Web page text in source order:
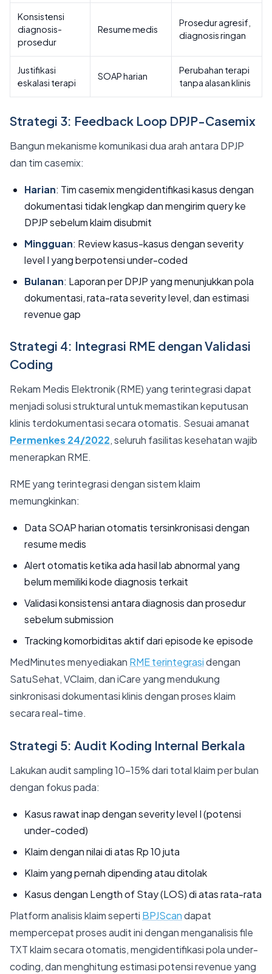
Konsistensi
diagnosis-
prosedur
Resume medis
Prosedur agresif,
diagnosis ringan
Justifikasi
eskalasi terapi
SOAP harian
Perubahan terapi
tanpa alasan klinis
Strategi 3: Feedback Loop DPJP-Casemix
Bangun mekanisme komunikasi dua arah antara DPJP
dan tim casemix:
Harian: Tim casemix mengidentifikasi kasus dengan
dokumentasi tidak lengkap dan mengirim query ke
DPJP sebelum klaim disubmit
Mingguan: Review kasus-kasus dengan severity
level I yang berpotensi under-coded
Bulanan: Laporan per DPJP yang menunjukkan pola
dokumentasi, rata-rata severity level, dan estimasi
revenue gap
Strategi 4: Integrasi RME dengan Validasi
Coding
Rekam Medis Elektronik (RME) yang terintegrasi dapat
menjadi solusi struktural untuk memastikan keputusan
klinis terdokumentasi secara otomatis. Sesuai amanat
Permenkes 24/2022, seluruh fasilitas kesehatan wajib
menerapkan RME.
RME yang terintegrasi dengan sistem klaim
memungkinkan:
Data SOAP harian otomatis tersinkronisasi dengan
resume medis
Alert otomatis ketika ada hasil lab abnormal yang
belum memiliki kode diagnosis terkait
Validasi konsistensi antara diagnosis dan prosedur
sebelum submission
Tracking komorbiditas aktif dari episode ke episode
MedMinutes menyediakan RME terintegrasidengan
SatuSehat, VClaim, dan iCare yang mendukung
sinkronisasi dokumentasi klinis dengan proses klaim
secara real-time.
Strategi 5: Audit Koding Internal Berkala
Lakukan audit sampling 10-15% dari total klaim per bulan
dengan fokus pada:
Kasus rawat inap dengan severity level I (potensi
under-coded)
Klaim dengan nilai di atas Rp 10 juta
Klaim yang pernah dipending atau ditolak
Kasus dengan Length of Stay (LOS) di atas rata-rata
Platform analisis klaim seperti BPJScandapat
mempercepat proses audit ini dengan menganalisis file
TXT klaim secara otomatis, mengidentifikasi pola under-
coding, dan menghitung estimasi potensi revenue yang